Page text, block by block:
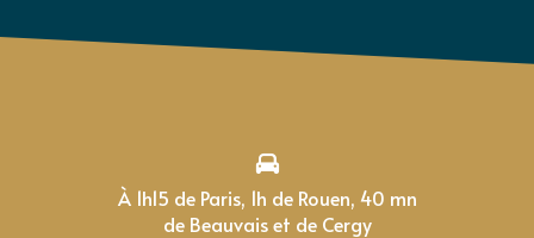
À 1h15 de Paris, 1h de Rouen, 40 mn
de Beauvais et de Cergy